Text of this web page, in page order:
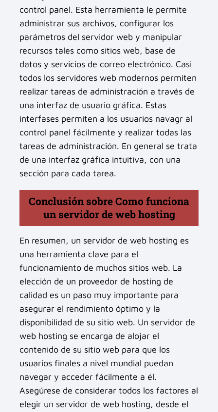
control panel. Esta herramienta le permite
administrar sus archivos, configurar los
parámetros del servidor web y manipular
recursos tales como sitios web, base de
datos y servicios de correo electrónico. Casi
todos los servidores web modernos permiten
realizar tareas de administración a través de
una interfaz de usuario gráfica. Estas
interfases permiten a los usuarios navagr al
control panel fácilmente y realizar todas las
tareas de administración. En general se trata
de una interfaz gráfica intuitiva, con una
sección para cada tarea.
Conclusión sobre Como funciona
un servidor de web hosting
En resumen, un servidor de web hosting es
una herramienta clave para el
funcionamiento de muchos sitios web. La
elección de un proveedor de hosting de
calidad es un paso muy importante para
asegurar el rendimiento óptimo y la
disponibilidad de su sitio web. Un servidor de
web hosting se encarga de alojar el
contenido de su sitio web para que los
usuarios finales a nivel mundial puedan
navegar y acceder fácilmente a él.
Asegúrese de considerar todos los factores al
elegir un servidor de web hosting, desde el